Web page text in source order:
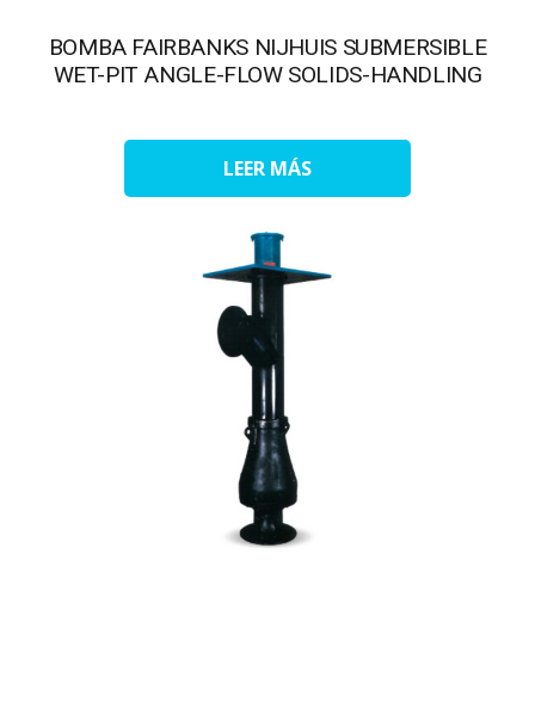
BOMBA FAIRBANKS NIJHUIS SUBMERSIBLE
WET-PIT ANGLE-FLOW SOLIDS-HANDLING
LEER MÁS